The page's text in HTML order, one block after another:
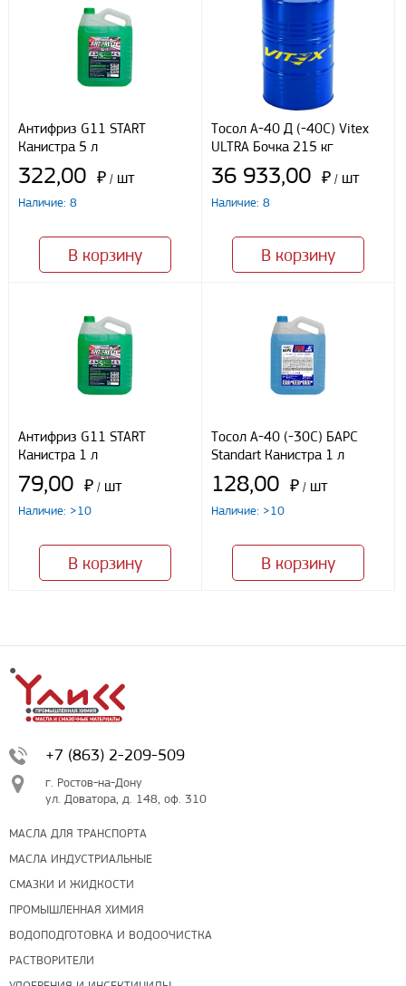
Я даю свое согласие ООО «Улисс» на обработку моих
персональных данных, в соответствии с федеральным законом от
Отправить
Антифриз G11 START
Канистра 5 л
322,00 ₽ / шт
Наличие: 8
В корзину
Тосол А-40 Д (-40С) Vitex
ULTRA Бочка 215 кг
36 933,00 ₽ / шт
Наличие: 8
В корзину
Антифриз G11 START
Канистра 1 л
79,00 ₽ / шт
Наличие: >10
В корзину
Тосол А-40 (-30С) БАРС
Standart Канистра 1 л
128,00 ₽ / шт
Наличие: >10
В корзину
+7 (863) 2-209-509
г. Ростов-на-Дону
ул. Доватора, д. 148, оф. 310
МАСЛА ДЛЯ ТРАНСПОРТА
МАСЛА ИНДУСТРИАЛЬНЫЕ
СМАЗКИ И ЖИДКОСТИ
ПРОМЫШЛЕННАЯ ХИМИЯ
ВОДОПОДГОТОВКА И ВОДООЧИСТКА
РАСТВОРИТЕЛИ